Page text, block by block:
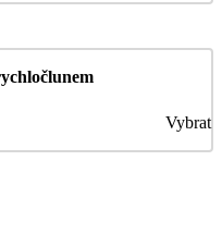
Vybrat